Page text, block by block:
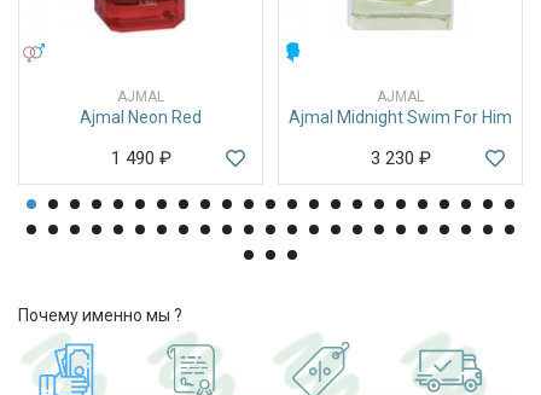
AJMAL
Ajmal Neon Red
1 490 ₽
AJMAL
Ajmal Midnight Swim For Him
3 230 ₽
Почему именно мы ?